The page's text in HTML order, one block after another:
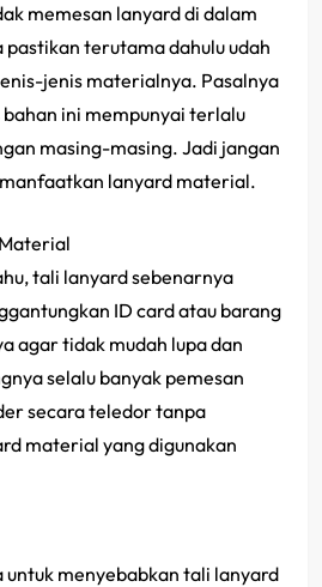
memesan lanyard di dalam
pastikan terutama dahulu udah
jenis materialnya. Pasalnya
ini mempunyai terlalu
masing-masing. Jadi jangan
lanyard material.
tali lanyard sebenarnya
ID card atau barang
agar tidak mudah lupa dan
selalu banyak pemesan
secara teledor tanpa
material yang digunakan
untuk menyebabkan tali lanyard